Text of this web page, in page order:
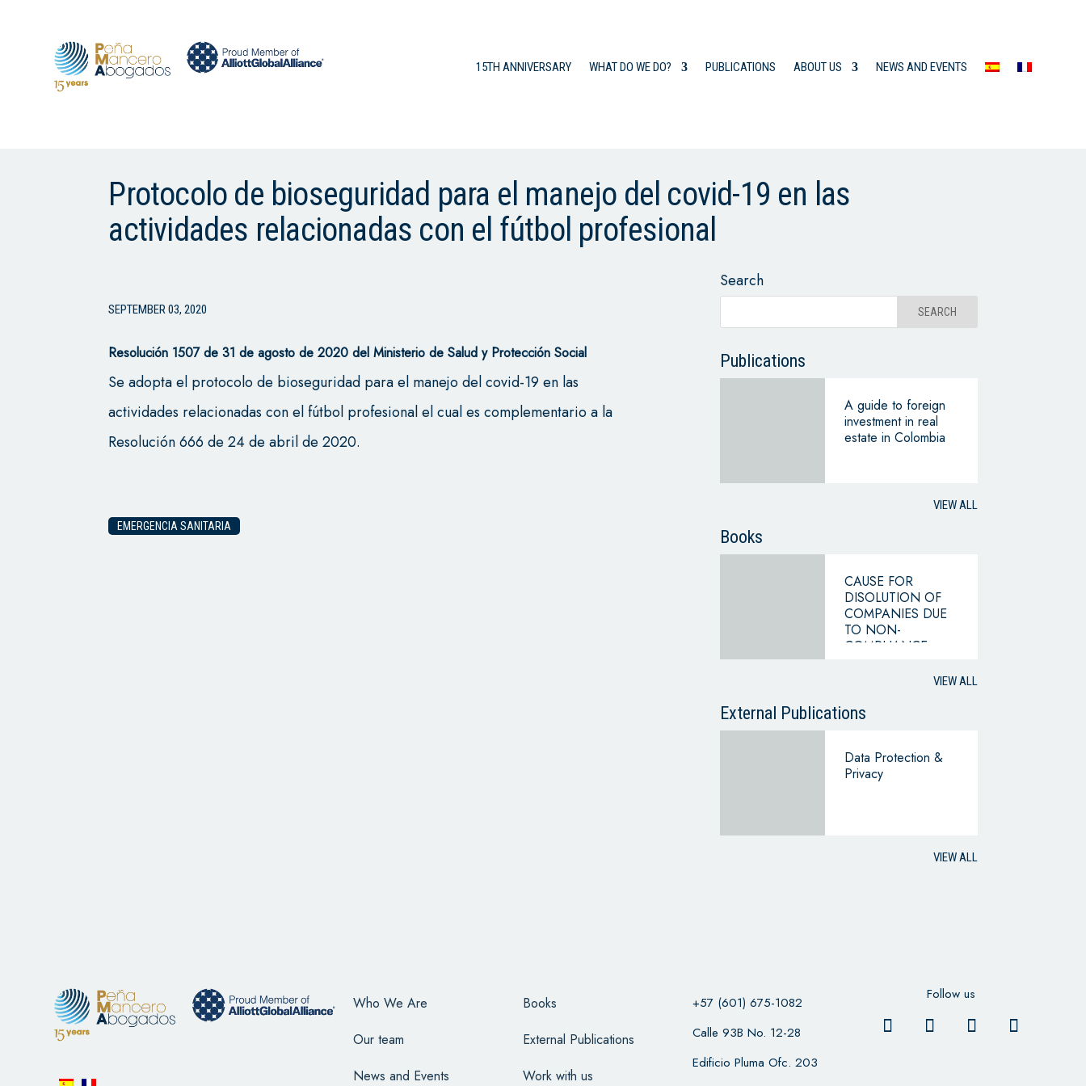
15TH ANNIVERSARY WHAT DO WE DO? PUBLICATIONS ABOUT US NEWS AND EVENTS
Protocolo de bioseguridad para el manejo del covid-19 en las
actividades relacionadas con el fútbol profesional
SEPTEMBER 03, 2020
Resolución 1507 de 31 de agosto de 2020 del Ministerio de Salud y Protección Social
Se adopta el protocolo de bioseguridad para el manejo del covid-19 en las
actividades relacionadas con el fútbol profesional el cual es complementario a la
Resolución 666 de 24 de abril de 2020.
EMERGENCIA SANITARIA
Search
Publications
A guide to foreign
investment in real
estate in Colombia
VIEW ALL
Books
CAUSE FOR
DISOLUTION OF
COMPANIES DUE
TO NON-
COMPLIANCE
HYPOTHESIS OF
BUSINESS
VIEW ALL
External Publications
Data Protection &
Privacy
VIEW ALL
Who We Are
Our team
News and Events
Books
External Publications
Work with us
+57 (601) 675-1082
Calle 93B No. 12-28
Edificio Pluma Ofc. 203
Follow us